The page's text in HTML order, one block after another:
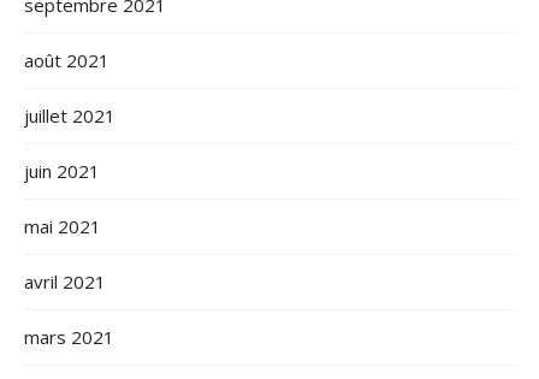
septembre 2021
août 2021
juillet 2021
juin 2021
mai 2021
avril 2021
mars 2021